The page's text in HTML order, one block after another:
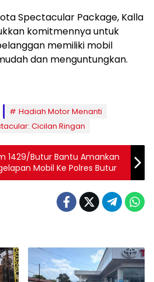
Spectacular Package, Kalla
komitmennya untuk
memiliki mobil
dan menguntungkan.
Hadiah Motor Menanti
Cicilan Ringan
1429/Butur Bantu Amankan
Mobil Ke Polres Butur